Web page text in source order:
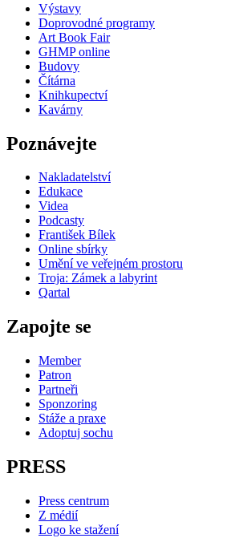
Výstavy
Doprovodné programy
Art Book Fair
GHMP online
Budovy
Čítárna
Knihkupectví
Kavárny
Poznávejte
Nakladatelství
Edukace
Videa
Podcasty
František Bílek
Online sbírky
Umění ve veřejném prostoru
Troja: Zámek a labyrint
Qartal
Zapojte se
Member
Patron
Partneři
Sponzoring
Stáže a praxe
Adoptuj sochu
PRESS
Press centrum
Z médií
Logo ke stažení